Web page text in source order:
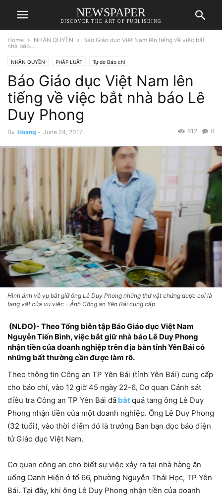
NEWSPAPER
DISCOVER THE ART OF PUBLISHING
Home NHÂN QUYỀN
Báo Giáo dục Việt Nam lên tiếng về việc bắt
nhà báo...
NHÂN QUYỀN PHÁP LUẬT Tự do Báo chí
Báo Giáo dục Việt Nam lên
tiếng về việc bắt nhà báo Lê
Duy Phong
By Hoang - June 24, 2017 0
612
Hình ảnh về vụ bắt giữ ông Lê Duy Phong những thứ vật chứng được coi là
tang vật của vụ việc - Ảnh Công an Yên Bái cung cấp
(NLĐO)- Theo Tổng biên tập Báo Giáo dục Việt Nam
Nguyễn Tiến Bình, việc bắt giữ nhà báo Lê Duy Phong
nhận tiền của doanh nghiệp trên địa bàn tỉnh Yên Bái có
những bất thường cần được làm rõ.
Theo thông tin Công an TP Yên Bái (tỉnh Yên Bái) cung cấp
cho báo chí, vào 12 giờ 45 ngày 22-6, Cơ quan Cảnh sát
điều tra Công an TP Yên Bái đã bắtquả tang ông Lê Duy
Phong nhận tiền của một doanh nghiệp. Ông Lê Duy Phong
(32 tuổi), vào thời điểm đó là trưởng Ban bạn đọc báo điện
tử Giáo dục Việt Nam.
Cơ quan công an cho biết sự việc xảy ra tại nhà hàng ăn
uống Oanh Hiện ở tổ 66, phường Nguyễn Thái Học, TP Yên
Bái. Tại đây, khi ông Lê Duy Phong nhận tiền của doanh